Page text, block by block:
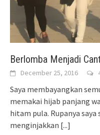
Berlomba Menjadi
December 25, 2016
Saya membayangkan
memakai hijab panjang
hitam pula. Rupanya
menginjakkan [...]